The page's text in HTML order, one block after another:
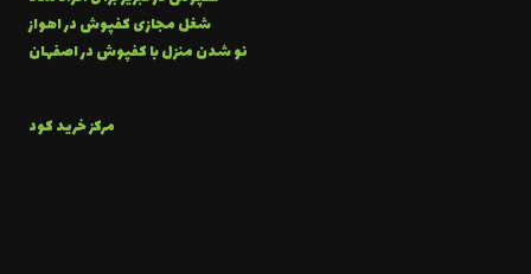
شغل مجازی کفپوش در اهواز
نو شدن منزل با کفپوش در اصفهان
مرکز خرید کود